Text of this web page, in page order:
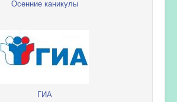
Осенние каникулы
ГИА